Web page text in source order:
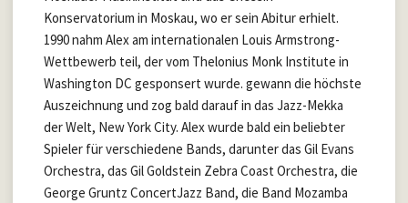
Konservatorium in Moskau, wo er sein Abitur erhielt.
1990 nahm Alex am internationalen Louis Armstrong-
Wettbewerb teil, der vom Thelonius Monk Institute in
Washington DC gesponsert wurde. gewann die höchste
Auszeichnung und zog bald darauf in das Jazz-Mekka
der Welt, New York City. Alex wurde bald ein beliebter
Spieler für verschiedene Bands, darunter das Gil Evans
Orchestra, das Gil Goldstein Zebra Coast Orchestra, die
George Gruntz ConcertJazz Band, die Band Mozamba